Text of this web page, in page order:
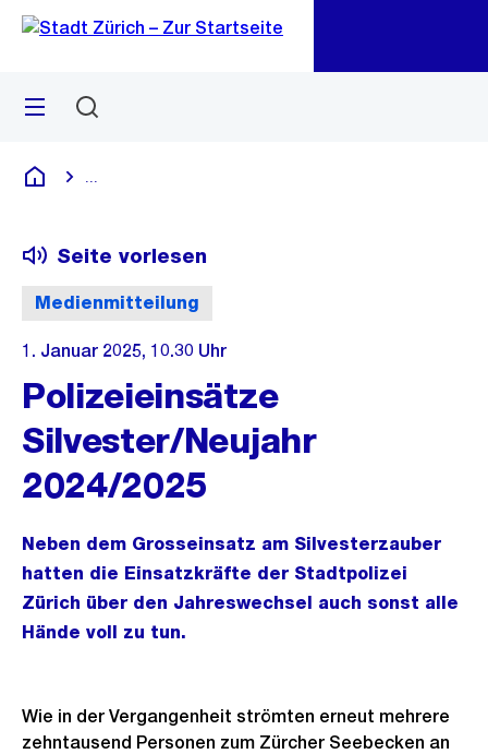
Navigation
Sprunglink
Menü
Deutsch
Medienmitteilung
Seite vorlesen
1. Januar 2025, 10.30 Uhr
Polizeieinsätze
Silvester/Neujahr
2024/2025
Neben dem Grosseinsatz am Silvesterzauber
hatten die Einsatzkräfte der Stadtpolizei
Zürich über den Jahreswechsel auch sonst alle
Hände voll zu tun.
Wie in der Vergangenheit strömten erneut mehrere
zehntausend Personen zum Zürcher Seebecken an